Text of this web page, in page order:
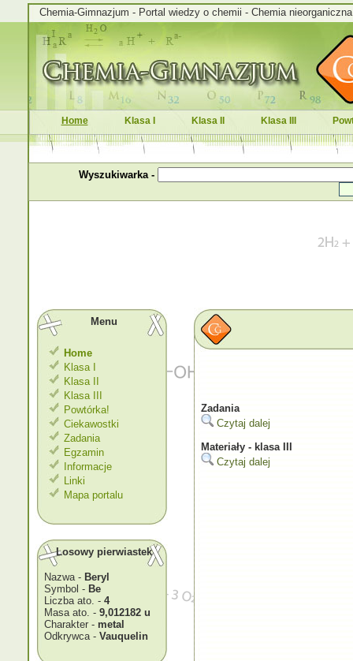
Chemia-Gimnazjum - Portal wiedzy o chemii - Chemia
Home Klasa I Klasa II Klasa III
Wyszukiwarka -
Menu
Home
Klasa I
Klasa II
Klasa III
Powtórka!
Ciekawostki
Zadania
Egzamin
Informacje
Linki
Mapa portalu
Losowy pierwiastek
Nazwa - Beryl
Symbol - Be
Liczba ato. - 4
Masa ato. - 9,012182 u
Charakter - metal
Odkrywca - Vauquelin
Zadania
Czytaj dalej
Materiały - klasa III
Czytaj dalej